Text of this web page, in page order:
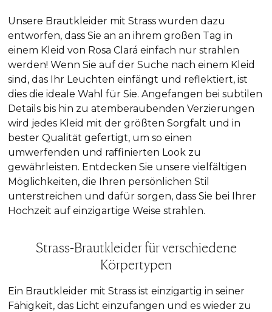
Unsere Brautkleider mit Strass wurden dazu
entworfen, dass Sie an an ihrem großen Tag in
einem Kleid von Rosa Clará einfach nur strahlen
werden! Wenn Sie auf der Suche nach einem Kleid
sind, das Ihr Leuchten einfängt und reflektiert, ist
dies die ideale Wahl für Sie. Angefangen bei subtilen
Details bis hin zu atemberaubenden Verzierungen
wird jedes Kleid mit der größten Sorgfalt und in
bester Qualität gefertigt, um so einen
umwerfenden und raffinierten Look zu
gewährleisten. Entdecken Sie unsere vielfältigen
Möglichkeiten, die Ihren persönlichen Stil
unterstreichen und dafür sorgen, dass Sie bei Ihrer
Hochzeit auf einzigartige Weise strahlen.
Strass-Brautkleider für verschiedene
Körpertypen
Ein Brautkleider mit Strass ist einzigartig in seiner
Fähigkeit, das Licht einzufangen und es wieder zu